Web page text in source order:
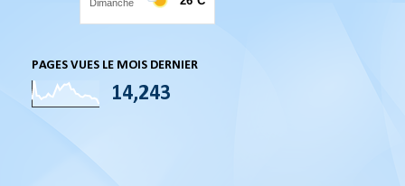
PAGES VUES LE MOIS DERNIER
14,243